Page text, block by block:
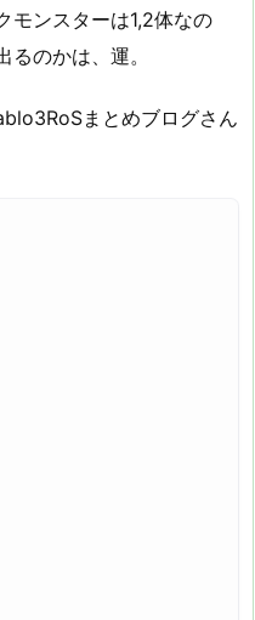
モンスターは1,2体なの
のかは、運。
まとめブログさん